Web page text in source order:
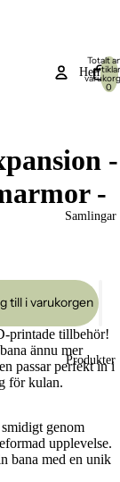
Hem
Samlingar
Produkter
Totalt
0
-
-
till i varukorgen
printade tillbehör!
ännu mer
passar perfekt in i
för kulan.
genom
upplevelse.
bana med en unik